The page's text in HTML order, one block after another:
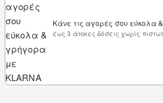
Κάνε τις αγορές σου εύκολα
έως 3 άτοκες δόσεις χωρίς